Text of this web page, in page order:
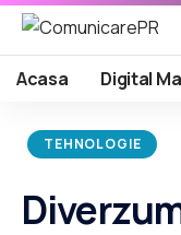
Acasa Digital
TEHNOLOGIE